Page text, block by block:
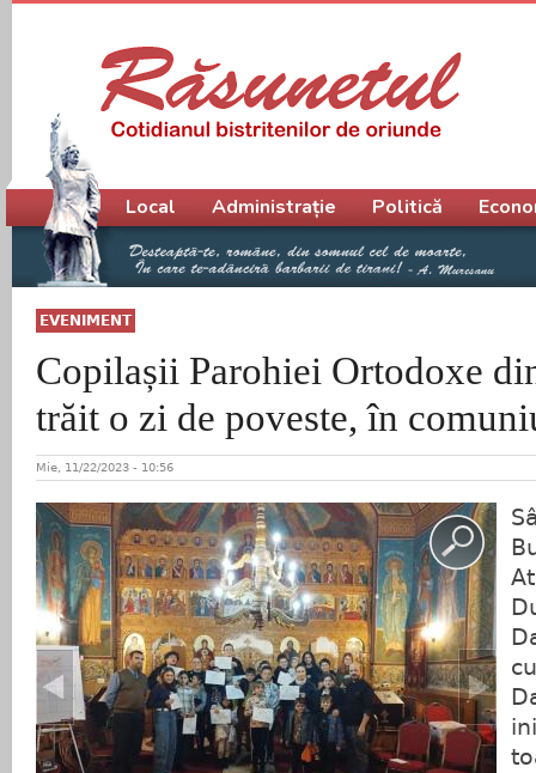
EVENIMENT
Copilașii Parohiei Ortodoxe
trăit o zi de poveste, în
Mie, 11/22/2023 - 10:56
Meniu principal
Local Administrație Politică